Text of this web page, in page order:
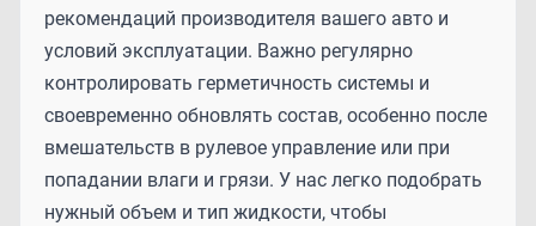
рекомендаций производителя вашего авто и
условий эксплуатации. Важно регулярно
контролировать герметичность системы и
своевременно обновлять состав, особенно после
вмешательств в рулевое управление или при
попадании влаги и грязи. У нас легко подобрать
нужный объем и тип жидкости, чтобы